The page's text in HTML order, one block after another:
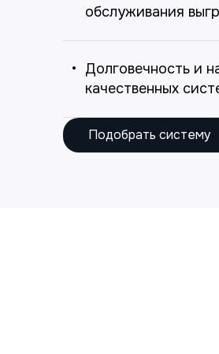
обслуживания
Долговечность и
качественных
Подобрать систему